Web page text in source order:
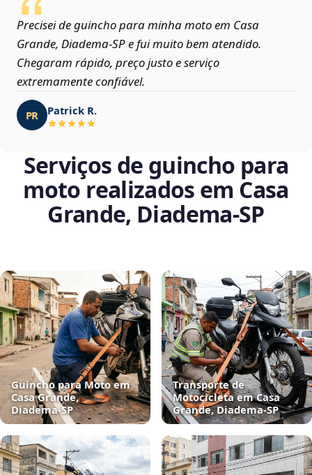
Precisei de guincho para minha moto em Casa
Grande, Diadema‑SP e fui muito bem atendido.
Chegaram rápido, preço justo e serviço
extremamente confiável.
PR Patrick R.
Serviços de guincho para
moto realizados em Casa
Grande, Diadema‑SP
Guincho para Moto em
Casa Grande,
Diadema‑SP
Transporte de
Motocicleta em Casa
Grande, Diadema‑SP